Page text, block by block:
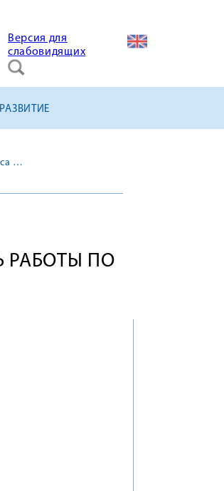
Версия для
слабовидящих
На стройплощадке учебно-тренировочного комплекса Ленинградской АЭС-2 начались работы по бетонированию фундамента
РАБОТЫ ПО